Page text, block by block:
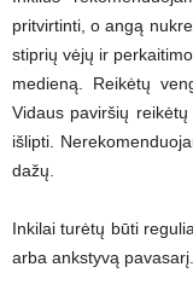
pritvirtinti, o angą
stiprių vėjų ir
medieną. Reikėtų
Vidaus paviršių
išlipti.
dažų.
Inkilai turėtų būti
arba ankstyvą pavasarį.